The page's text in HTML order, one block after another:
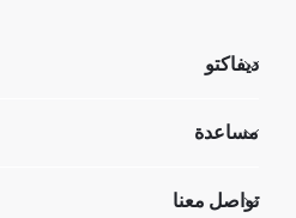
ديفاكتو
تعرف علينا
GIFT CLUB
مساعدة
عمليات الارجاع و الاستبدال السهلة
تواصل معنا